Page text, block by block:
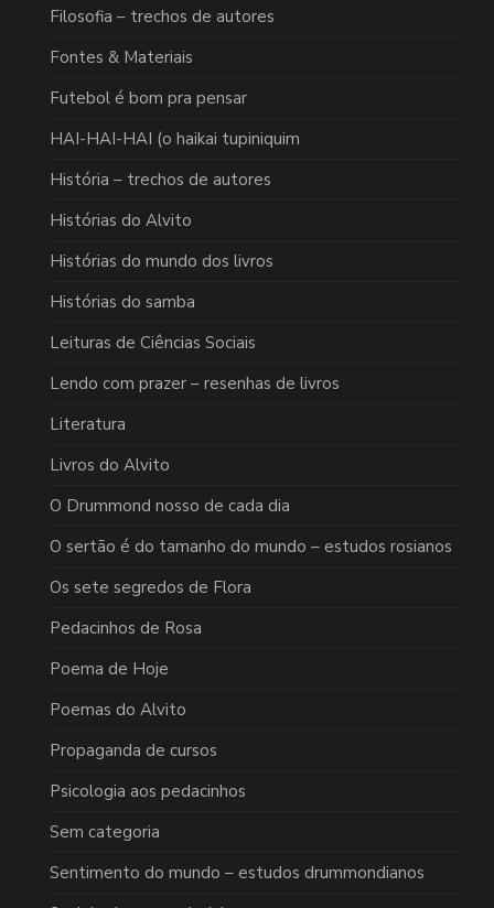
Filosofia – trechos de autores
Fontes & Materiais
Futebol é bom pra pensar
HAI-HAI-HAI (o haikai tupiniquim
História – trechos de autores
Histórias do Alvito
Histórias do mundo dos livros
Histórias do samba
Leituras de Ciências Sociais
Lendo com prazer – resenhas de livros
Literatura
Livros do Alvito
O Drummond nosso de cada dia
O sertão é do tamanho do mundo – estudos rosianos
Os sete segredos de Flora
Pedacinhos de Rosa
Poema de Hoje
Poemas do Alvito
Propaganda de cursos
Psicologia aos pedacinhos
Sem categoria
Sentimento do mundo – estudos drummondianos